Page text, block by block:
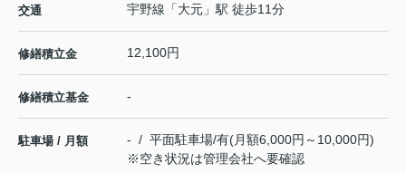
交通 宇野線 「大元 」駅 徒歩11分
修繕積立金 12,100円
修繕積立基金 -
駐車場 / 月額
- / 平面駐車場/有(月額6,000円～10,000円)
※空き状況は管理会社へ要確認